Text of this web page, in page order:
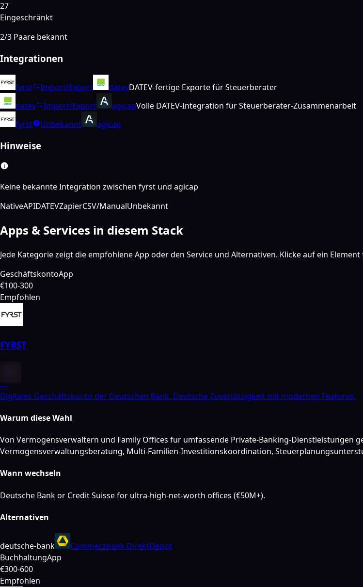
27
Eingeschränkt
2/3 Paare bekannt
Integrationen
fyrst Import/Export datevDATEV-fertige Exporte für Steuerberater
datev
Import/Export agicapVolle DATEV-Integration für Steuerberater-Zusammenarbeit
fyrst
Unbekannt agicap
Hinweise
Keine bekannte Integration zwischen fyrst und agicap
NativeAPIDATEVZapierCSV/ManualUnbekannt
Apps & Services in diesem Stack
Jede Kategorie zeigt die empfohlene App oder den Service und Alternativen. Klicke auf ein
GeschäftskontoApp
€100-300
Empfohlen
FYRST
—
Digitales Geschäftskonto der Deutschen Bank. Deutsche Zuverlässigkeit mit modernen Features.
Warum diese Wahl
Von Vermogensverwaltern und Family Offices fur umfassende Private-Banking-Dienstleistungen
Vermogensverwaltungsberatung, Multi-Familien-Investitionskoordination,
Wann wechseln
Deutsche Bank or Credit Suisse for ultra-high-net-worth offices (€50M+).
Alternativen
deutsche-bank
Commerzbank DirektDepot
BuchhaltungApp
€300-600
Empfohlen